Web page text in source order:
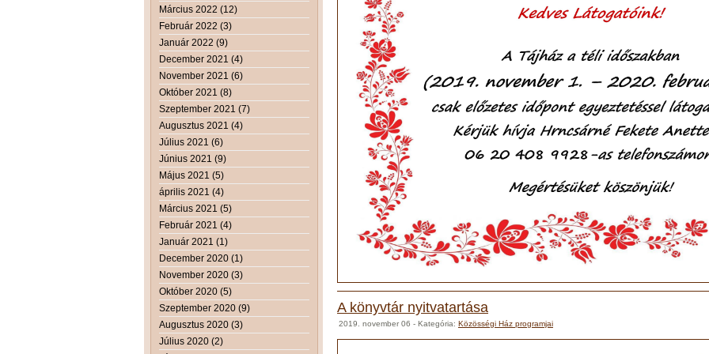
Március 2022 (12)
Február 2022 (3)
Január 2022 (9)
December 2021 (4)
November 2021 (6)
Október 2021 (8)
Szeptember 2021 (7)
Augusztus 2021 (4)
Július 2021 (6)
Június 2021 (9)
Május 2021 (5)
április 2021 (4)
Március 2021 (5)
Február 2021 (4)
Január 2021 (1)
December 2020 (1)
November 2020 (3)
Október 2020 (5)
Szeptember 2020 (9)
Augusztus 2020 (3)
Július 2020 (2)
A könyvtár nyitvatartása
2019. november 06 - Kategória: Közösségi Ház programjai